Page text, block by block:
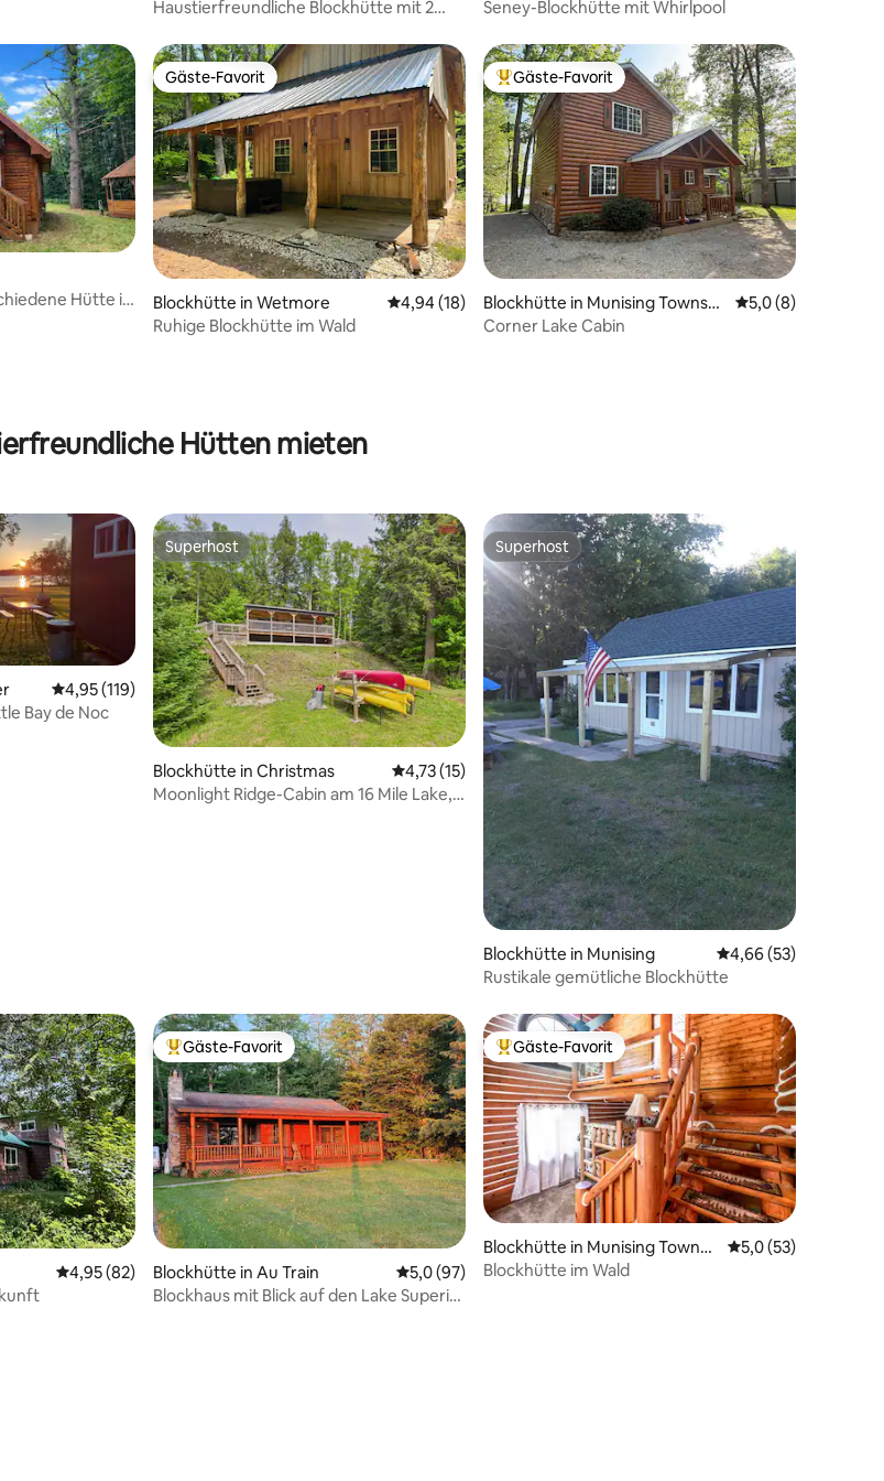
Haustierfreundliche Blockhütte mit 2
Seney-Blockhütte mit Whirlpool
5, 27 Bewertungen
Hütte in
Gäste-Favorit
Gäste-Favorit
Blockhütte in Wetmore Durchschnittliche Bewertung: 4,94 von 5, 18 Bewertungen
4,94 (18)
Ruhige Blockhütte im Wald
Beliebter Gäste-Favorit.
Gäste-Favorit
Blockhütte in Munising Townshi
p
Durchschnittliche
5,0 (8)
Corner Lake Cabin
Hütten mieten
5, 209 Bewertungen
Durchschnittliche Bewertung: 4,95 von 5, 119 Bewertungen
4,95 (119)
Bay de Noc
Superhost
Superhost
Blockhütte in Christmas Durchschnittliche Bewertung: 4,73 von 5, 15 Bewertungen
4,73 (15)
Moonlight Ridge-Cabin am 16 Mile Lake,
Superhost
Superhost
Blockhütte in Munising Durchschnittliche
4,66 (53)
Rustikale gemütliche Blockhütte
5, 23 Bewertungen
Durchschnittliche Bewertung: 4,95 von 5, 82 Bewertungen
4,95 (82)
Beliebter Gäste-Favorit.
Gäste-Favorit
Blockhütte in Au Train Durchschnittliche Bewertung: 5,0 von 5, 97 Bewertungen
5,0 (97)
Blockhaus mit Blick auf den Lake Superior
Beliebter Gäste-Favorit.
Gäste-Favorit
Blockhütte in Munising Townsh
ip
Durchschnittliche
5,0 (53)
Blockhütte im Wald